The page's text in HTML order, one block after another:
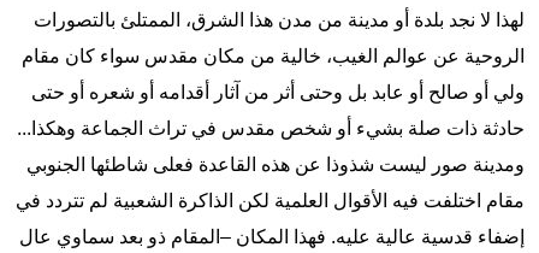
لهذا لا نجد بلدة أو مدينة من مدن هذا الشرق، الممتلئ بالتصورات
الروحية عن عوالم الغيب، خالية من مكان مقدس سواء كان مقام
ولي أو صالح أو عابد بل وحتى أثر من آثار أقدامه أو شعره أو حتى
حادثة ذات صلة بشيء أو شخص مقدس في تراث الجماعة وهكذا...
ومدينة صور ليست شذوذا عن هذه القاعدة فعلى شاطئها الجنوبي
مقام اختلفت فيه الأقوال العلمية لكن الذاكرة الشعبية لم تتردد في
إضفاء قدسية عالية عليه. فهذا المكان –المقام ذو بعد سماوي عال